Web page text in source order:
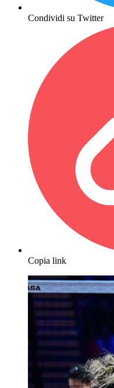
Condividi su Twitter
Copia link